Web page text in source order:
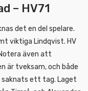
– HV71
det en del spelare.
viktiga Lindqvist. HV
även att
är tveksam, och både
saknats ett tag. Laget